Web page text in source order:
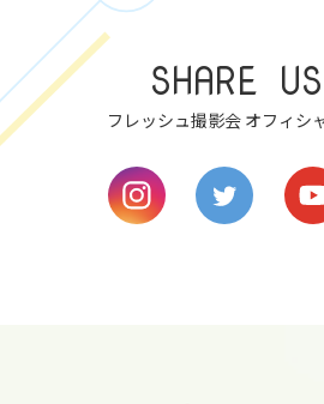
fri
SHARE
フレッシュ撮影会 オフィシ